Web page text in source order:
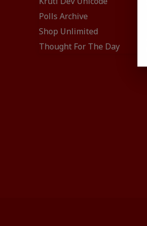
Kruti Dev Unicode
Polls Archive
Shop Unlimited
Thought For The Day